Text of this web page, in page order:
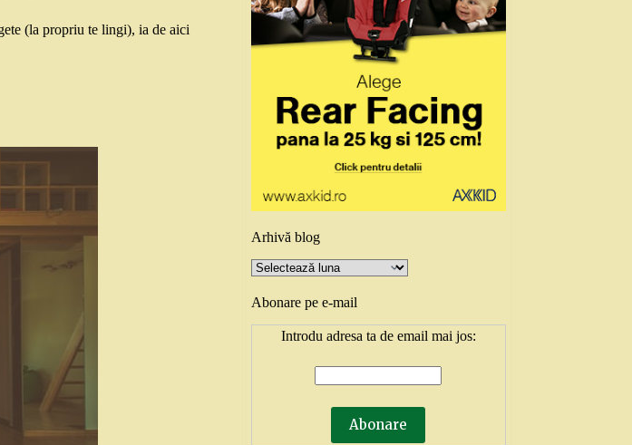
(la propriu te lingi), ia de aici
Arhivă blog
Arhivă
blog
Abonare pe e-mail
Introdu adresa ta de email mai jos: